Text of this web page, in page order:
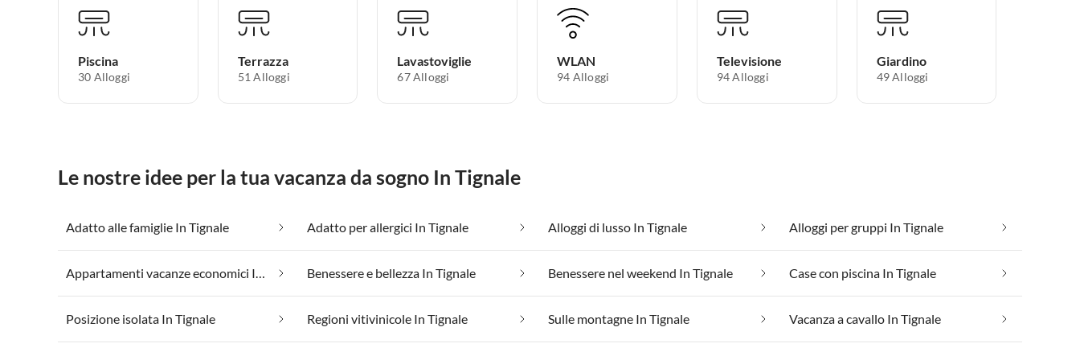
Piscina
30 Alloggi
Terrazza
51 Alloggi
Lavastoviglie
67 Alloggi
WLAN
94 Alloggi
Televisione
94 Alloggi
Giardino
49 Alloggi
Le nostre idee per la tua vacanza da sogno In Tignale
Adatto alle famiglie In Tignale Adatto per allergici In Tignale Alloggi di lusso In Tignale Alloggi per gruppi In Tignale
Appartamenti vacanze economici In Tignale Benessere e bellezza In Tignale Benessere nel weekend In Tignale Case con piscina In Tignale
Posizione isolata In Tignale Regioni vitivinicole In Tignale Sulle montagne In Tignale Vacanza a cavallo In Tignale